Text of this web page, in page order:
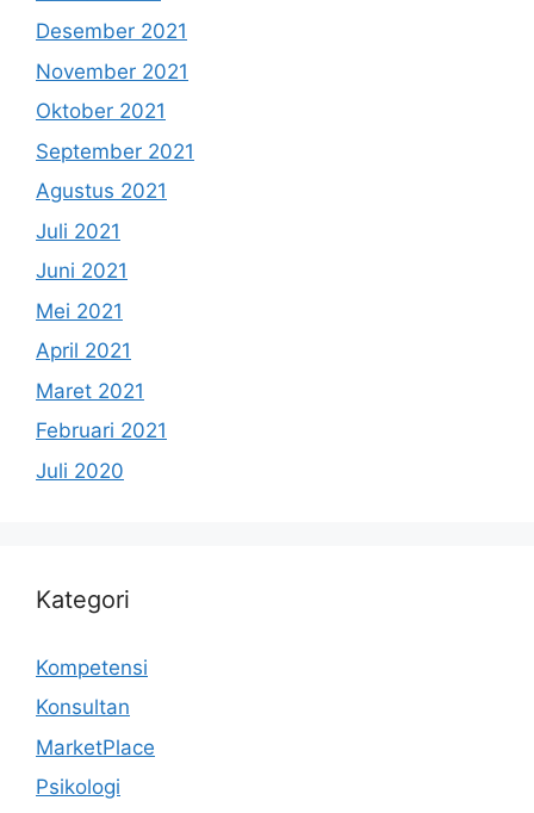
Desember 2021
November 2021
Oktober 2021
September 2021
Agustus 2021
Juli 2021
Juni 2021
Mei 2021
April 2021
Maret 2021
Februari 2021
Juli 2020
Kategori
Kompetensi
Konsultan
MarketPlace
Psikologi